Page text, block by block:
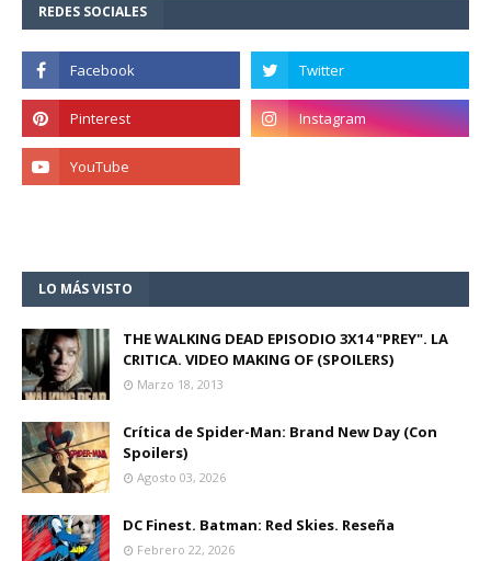
REDES SOCIALES
LO MÁS VISTO
THE WALKING DEAD EPISODIO 3X14 "PREY". LA
CRITICA. VIDEO MAKING OF (SPOILERS)
Marzo 18, 2013
Crítica de Spider-Man: Brand New Day (Con
Spoilers)
Agosto 03, 2026
DC Finest. Batman: Red Skies. Reseña
Febrero 22, 2026